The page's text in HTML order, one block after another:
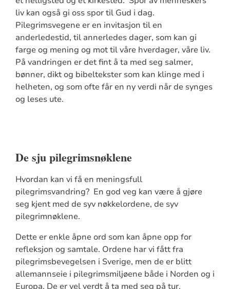
liv kan også gi oss spor til Gud i dag.
Pilegrimsvegene er en invitasjon til en
anderledestid, til annerledes dager, som kan gi
farge og mening og mot til våre hverdager, våre liv.
På vandringen er det fint å ta med seg salmer,
bønner, dikt og bibeltekster som kan klinge med i
helheten, og som ofte får en ny verdi når de synges
og leses ute.
De sju pilegrimsnøklene
Hvordan kan vi få en meningsfull
pilegrimsvandring? En god veg kan være å gjøre
seg kjent med de syv nøkkelordene, de syv
pilegrimnøklene.
Dette er enkle åpne ord som kan åpne opp for
refleksjon og samtale. Ordene har vi fått fra
pilegrimsbevegelsen i Sverige, men de er blitt
allemannseie i pilegrimsmiljøene både i Norden og i
Europa. De er vel verdt å ta med seg på tur.